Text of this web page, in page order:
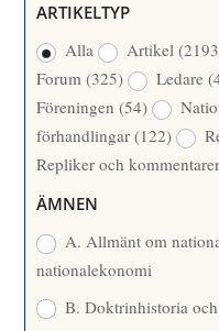
/
Å
R
R
F
A
T
T
A
R
ARTIKELTYP
Alla
Artikel
Forum(325) Ledare
Föreningen(54)
förhandlingar(122)
Repliker och
ÄMNEN
A. Allmänt om
nationalekonomi
B. Doktrinhistoria